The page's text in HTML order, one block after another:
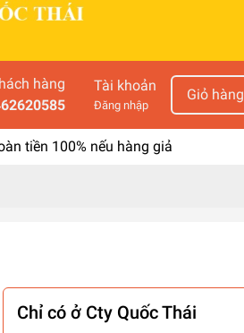
hàng
Tài khoản
Đăng nhập
Giỏ hàng
tiền 100% nếu hàng giả
Chỉ có ở Cty Quốc Thái